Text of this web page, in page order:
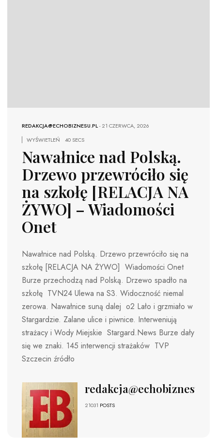
REDAKCJA@ECHOBIZNESU.PL-21 CZERWCA, 2026
WYŚWIETLEŃ
40 SECS
Nawałnice nad Polską.
Drzewo przewróciło się
na szkołę [RELACJA NA
ŻYWO] – Wiadomości
Onet
Nawałnice nad Polską. Drzewo przewróciło się na
szkołę [RELACJA NA ŻYWO] Wiadomości Onet
Burze przechodzą nad Polską. Drzewo spadło na
szkołę TVN24 Ulewa na S3. Widoczność niemal
zerowa. Nawałnice suną dalej o2 Lało i grzmiało w
Stargardzie. Zalane ulice i piwnice. Interweniują
strażacy i Wody Miejskie Stargard.News Burze dały
się we znaki. 145 interwencji strażaków TVP
Szczecin źródło
redakcja@echobiznesu.pl
21031 POSTS